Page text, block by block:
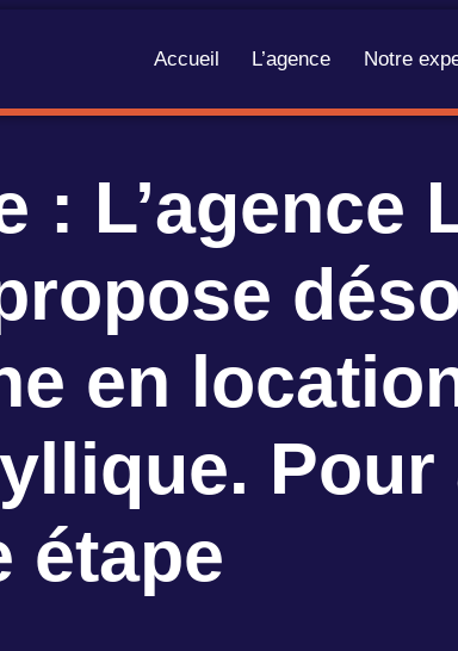
Accueil L’agence Notre
: L’agence
en
étape